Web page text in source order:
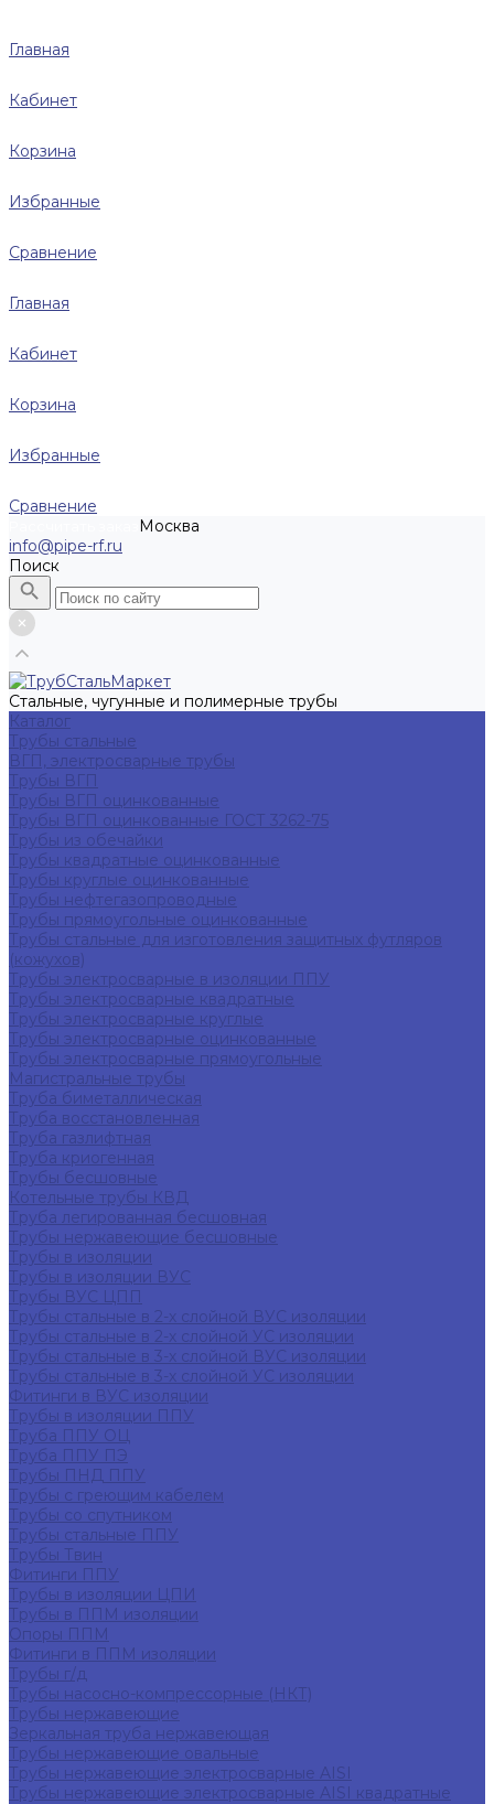
Главная
Кабинет
Корзина
Избранные
Сравнение
Главная
Кабинет
Корзина
Избранные
Сравнение
Москва
info@pipe-rf.ru
Поиск
Стальные, чугунные и полимерные трубы
Каталог
Трубы стальные
ВГП, электросварные трубы
Трубы ВГП
Трубы ВГП оцинкованные
Трубы ВГП оцинкованные ГОСТ 3262-75
Трубы из обечайки
Трубы квадратные оцинкованные
Трубы круглые оцинкованные
Трубы нефтегазопроводные
Трубы прямоугольные оцинкованные
Трубы стальные для изготовления защитных футляров
(кожухов)
Трубы электросварные в изоляции ППУ
Трубы электросварные квадратные
Трубы электросварные круглые
Трубы электросварные оцинкованные
Трубы электросварные прямоугольные
Магистральные трубы
Труба биметаллическая
Труба восстановленная
Труба газлифтная
Труба криогенная
Трубы бесшовные
Котельные трубы КВД
Труба легированная бесшовная
Трубы нержавеющие бесшовные
Трубы в изоляции
Трубы в изоляции ВУС
Трубы ВУС ЦПП
Трубы стальные в 2-х слойной ВУС изоляции
Трубы стальные в 2-х слойной УС изоляции
Трубы стальные в 3-х слойной ВУС изоляции
Трубы стальные в 3-х слойной УС изоляции
Фитинги в ВУС изоляции
Трубы в изоляции ППУ
Труба ППУ ОЦ
Труба ППУ ПЭ
Трубы ПНД ППУ
Трубы с греющим кабелем
Трубы со спутником
Трубы стальные ППУ
Трубы Твин
Фитинги ППУ
Трубы в изоляции ЦПИ
Трубы в ППМ изоляции
Опоры ППМ
Фитинги в ППМ изоляции
Трубы г/д
Трубы насосно-компрессорные (НКТ)
Трубы нержавеющие
Зеркальная труба нержавеющая
Трубы нержавеющие овальные
Трубы нержавеющие электросварные AISI
Трубы нержавеющие электросварные AISI квадратные